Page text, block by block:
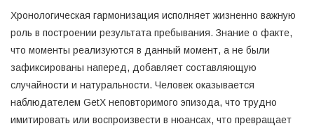
Хронологическая гармонизация исполняет жизненно важную
роль в построении результата пребывания. Знание о факте,
что моменты реализуются в данный момент, а не были
зафиксированы наперед, добавляет составляющую
случайности и натуральности. Человек оказывается
наблюдателем GetX неповторимого эпизода, что трудно
имитировать или воспроизвести в нюансах, что превращает